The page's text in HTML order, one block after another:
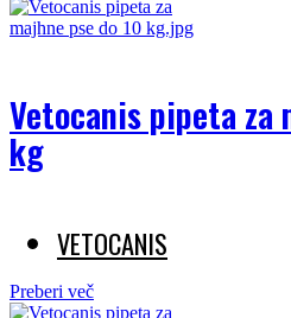
Vetocanis pipeta za
kg
VETOCANIS
Preberi več